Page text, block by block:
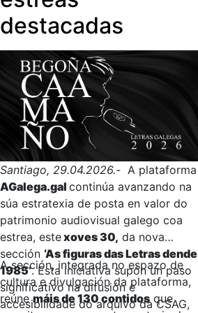
destacadas
Santiago, 29.04.2026.- A plataforma
AGalega.gal continúa avanzando na
súa estratexia de posta en valor do
patrimonio audiovisual galego coa
estrea, estexoves 30, da nova
sección ‘As figuras das Letras dende
1985’. Esta iniciativa supón un paso
significativo na difusión e
accesibilidade do arquivo da CSAG,
A sección, integrada no espazo de
cultura e divulgación da plataforma,
reúnemáis de 130 contidos que